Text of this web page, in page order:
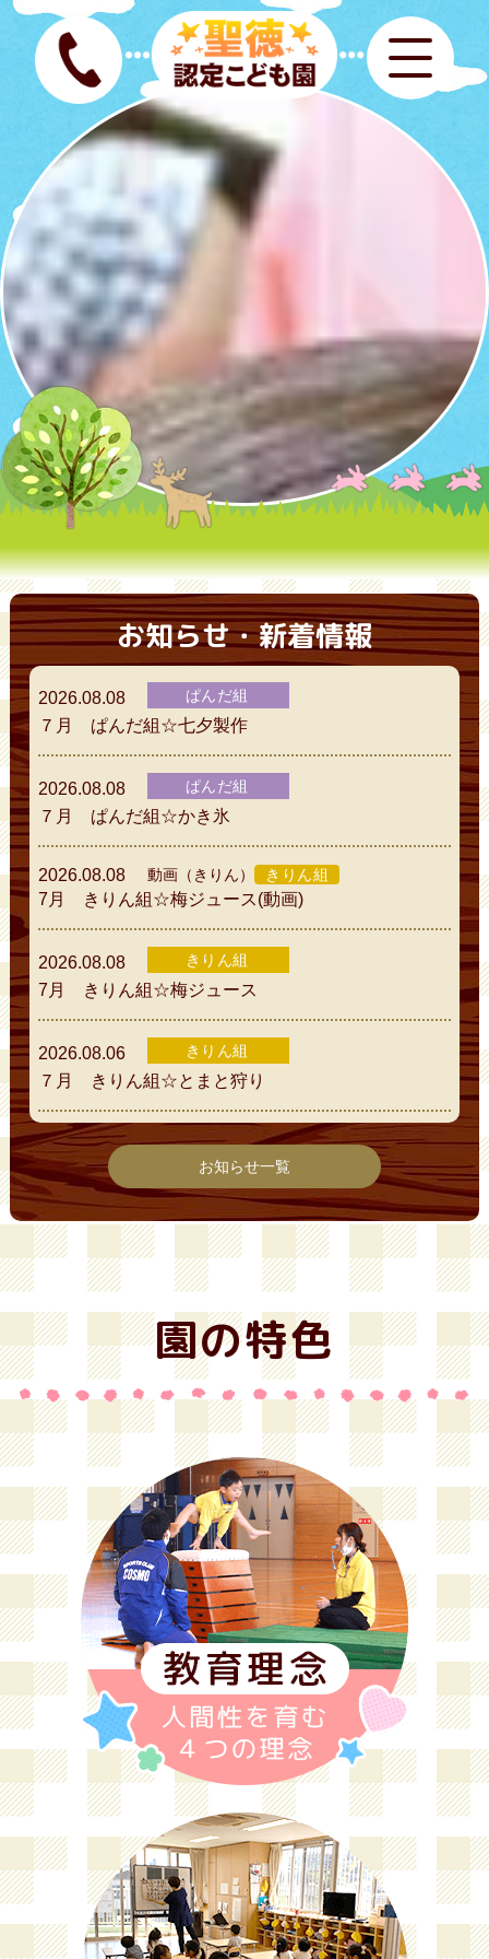
お知らせ・新着情報
2026.08.08 ぱんだ組
７月 ぱんだ組☆七夕製作
2026.08.08 ぱんだ組
７月 ぱんだ組☆かき氷
2026.08.08 動画（きりん） きりん組
7月 きりん組☆梅ジュース(動画)
2026.08.08 きりん組
7月 きりん組☆梅ジュース
2026.08.06 きりん組
７月 きりん組☆とまと狩り
お知らせ一覧
園の特色